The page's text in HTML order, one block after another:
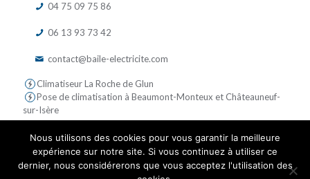
04 75 09 75 86
06 13 93 73 42
contact@baile-electricite.com
Climatiseur La Roche de Glun
Pose de climatisation à Beaumont-Monteux et Châteauneuf-
sur-Isère
Nous utilisons des cookies pour vous garantir la meilleure
expérience sur notre site. Si vous continuez à utiliser ce
dernier, nous considérerons que vous acceptez l'utilisation des